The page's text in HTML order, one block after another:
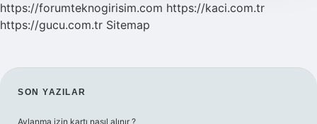
https://forumteknogirisim.com https://kaci.com.tr
https://gucu.com.tr Sitemap
SIDEBAR
SON YAZILAR
Avlanma izin kartı nasıl alınır ?